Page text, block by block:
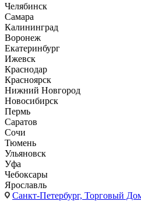
Челябинск
Самара
Калининград
Воронеж
Екатеринбург
Ижевск
Краснодар
Красноярск
Нижний Новгород
Новосибирск
Пермь
Саратов
Сочи
Тюмень
Ульяновск
Уфа
Чебоксары
Ярославль
Санкт-Петербург, Торговый